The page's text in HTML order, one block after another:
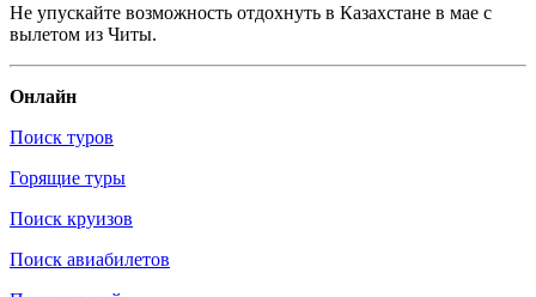
Не упускайте возможность отдохнуть в Казахстане в мае с
вылетом из Читы.
Онлайн
Поиск туров
Горящие туры
Поиск круизов
Поиск авиабилетов